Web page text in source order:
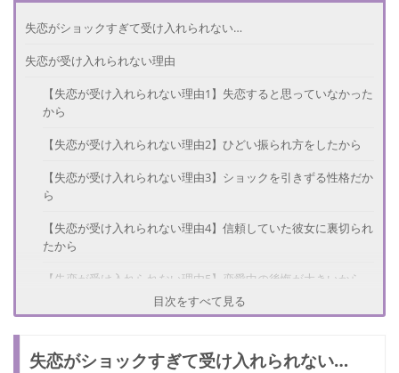
失恋がショックすぎて受け入れられない…
失恋が受け入れられない理由
【失恋が受け入れられない理由1】失恋すると思っていなかった
から
【失恋が受け入れられない理由2】ひどい振られ方をしたから
【失恋が受け入れられない理由3】ショックを引きずる性格だか
ら
【失恋が受け入れられない理由4】信頼していた彼女に裏切られ
たから
【失恋が受け入れられない理由5】恋愛中の後悔が大きいから
受け入れられるまでどのくらいかかる？
目次をすべて見る
失恋がショックすぎて受け入れられない…